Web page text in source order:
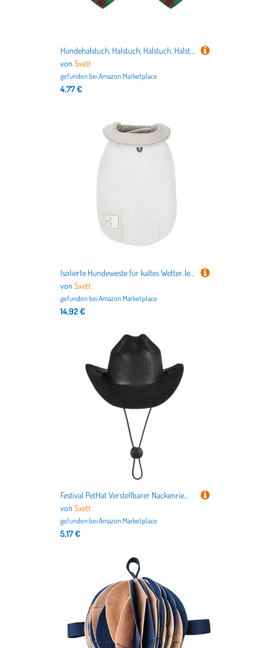
Hundehalstuch, Halstuch, Halstuch, Halstuch, verstellbar, Dreieckstuch für Haustiere, Weihnachtsdekoration, 2 Stück
vonSxett
gefunden beiAmazon Marketplace
4,77 €
Isolierte Hundeweste für kaltes Wetter, leicht zu tragen, für den Innen- und Außenbereich
vonSxett
gefunden beiAmazon Marketplace
14,92 €
Festival PetHat Verstellbarer Nackenriemen, Hundemütze, Rollenspiel-Kostüm, Hut, Katze, Fotokappe, Kopfschmuck
vonSxett
gefunden beiAmazon Marketplace
5,17 €